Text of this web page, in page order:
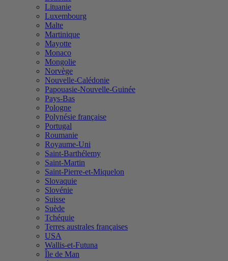
Lituanie
Luxembourg
Malte
Martinique
Mayotte
Monaco
Mongolie
Norvège
Nouvelle-Calédonie
Papouasie-Nouvelle-Guinée
Pays-Bas
Pologne
Polynésie française
Portugal
Roumanie
Royaume-Uni
Saint-Barthélemy
Saint-Martin
Saint-Pierre-et-Miquelon
Slovaquie
Slovénie
Suisse
Suède
Tchéquie
Terres australes françaises
USA
Wallis-et-Futuna
Île de Man